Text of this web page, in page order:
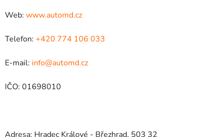
Web: www.automd.cz
Telefon: +420 774 106 033
E-mail: info@automd.cz
IČO: 01698010
Adresa: Hradec Králové - Březhrad, 503 32